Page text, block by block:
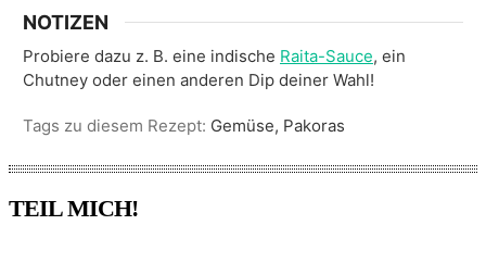
NOTIZEN
Probiere dazu z. B. eine indische Raita-Sauce, ein
Chutney oder einen anderen Dip deiner Wahl!
Tags zu diesem Rezept: Gemüse, Pakoras
TEIL MICH!